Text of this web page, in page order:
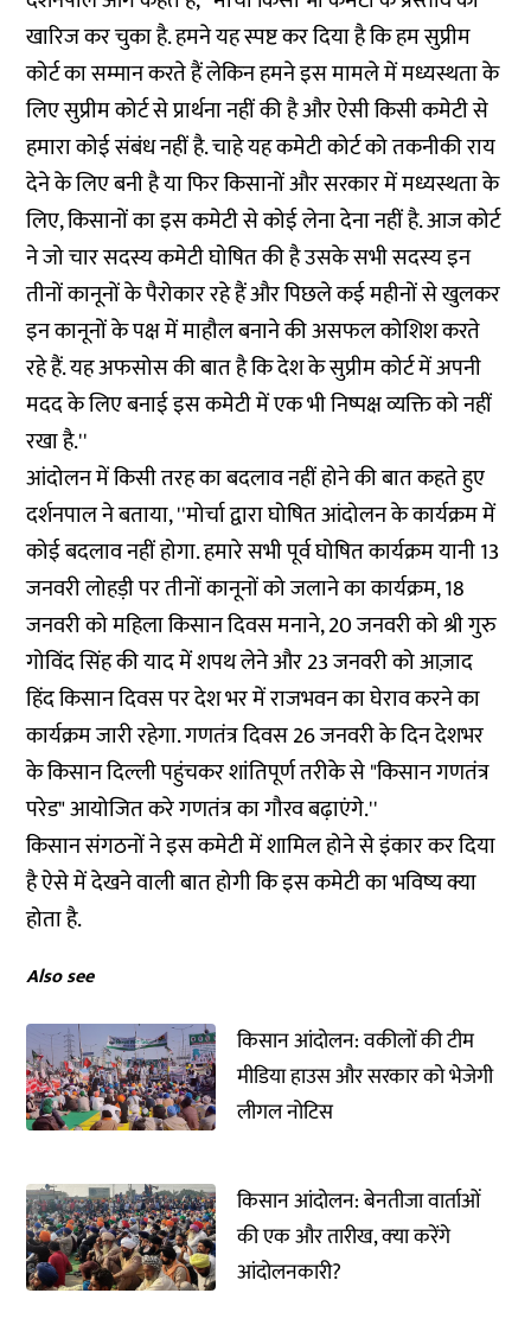
खारिज कर चुका है. हमने यह स्पष्ट कर दिया है कि हम सुप्रीम
कोर्ट का सम्मान करते हैं लेकिन हमने इस मामले में मध्यस्थता के
लिए सुप्रीम कोर्ट से प्रार्थना नहीं की है और ऐसी किसी कमेटी से
हमारा कोई संबंध नहीं है. चाहे यह कमेटी कोर्ट को तकनीकी राय
देने के लिए बनी है या फिर किसानों और सरकार में मध्यस्थता के
लिए, किसानों का इस कमेटी से कोई लेना देना नहीं है. आज कोर्ट
ने जो चार सदस्य कमेटी घोषित की है उसके सभी सदस्य इन
तीनों कानूनों के पैरोकार रहे हैं और पिछले कई महीनों से खुलकर
इन कानूनों के पक्ष में माहौल बनाने की असफल कोशिश करते
रहे हैं. यह अफसोस की बात है कि देश के सुप्रीम कोर्ट में अपनी
मदद के लिए बनाई इस कमेटी में एक भी निष्पक्ष व्यक्ति को नहीं
रखा है.''
आंदोलन में किसी तरह का बदलाव नहीं होने की बात कहते हुए
दर्शनपाल ने बताया, ''मोर्चा द्वारा घोषित आंदोलन के कार्यक्रम में
कोई बदलाव नहीं होगा. हमारे सभी पूर्व घोषित कार्यक्रम यानी 13
जनवरी लोहड़ी पर तीनों कानूनों को जलाने का कार्यक्रम, 18
जनवरी को महिला किसान दिवस मनाने, 20 जनवरी को श्री गुरु
गोविंद सिंह की याद में शपथ लेने और 23 जनवरी को आज़ाद
हिंद किसान दिवस पर देश भर में राजभवन का घेराव करने का
कार्यक्रम जारी रहेगा. गणतंत्र दिवस 26 जनवरी के दिन देशभर
के किसान दिल्ली पहुंचकर शांतिपूर्ण तरीके से "किसान गणतंत्र
परेड" आयोजित करे गणतंत्र का गौरव बढ़ाएंगे.''
किसान संगठनों ने इस कमेटी में शामिल होने से इंकार कर दिया
है ऐसे में देखने वाली बात होगी कि इस कमेटी का भविष्य क्या
होता है.
Also see
किसान आंदोलन: वकीलों की टीम
मीडिया हाउस और सरकार को भेजेगी
लीगल नोटिस
किसान आंदोलन: बेनतीजा वार्ताओं
की एक और तारीख, क्‍या करेंगे
आंदोलनकारी?